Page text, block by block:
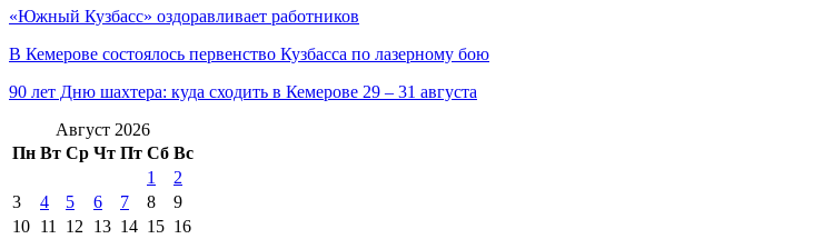
«Южный Кузбасс» оздоравливает работников
В Кемерове состоялось первенство Кузбасса по лазерному бою
90 лет Дню шахтера: куда сходить в Кемерове 29 – 31 августа
Август 2026
Пн Вт Ср Чт Пт Сб Вс
1
2
3
4 5 6 7 8
9
10 11 12 13 14 15 16